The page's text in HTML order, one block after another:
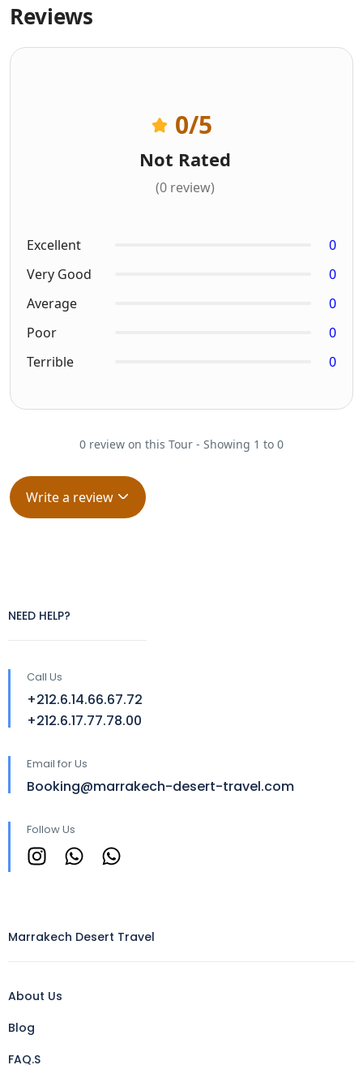
Reviews
0/5
Not Rated
(0 review)
Excellent
0
Very Good
0
Average
0
Poor
0
Terrible
0
0 review on this Tour - Showing 1 to 0
Write a review
NEED HELP?
Call Us
+212.6.14.66.67.72
+212.6.17.77.78.00
Email for Us
Booking@marrakech-desert-travel.com
Follow Us
Marrakech Desert Travel
About Us
Blog
FAQ.S